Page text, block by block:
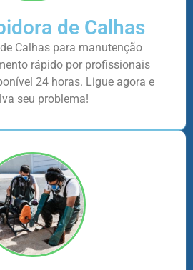
de Calhas
Calhas para manutenção
rápido por profissionais
24 horas. Ligue agora e
seu problema!